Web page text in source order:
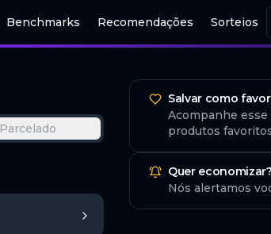
Benchmarks Recomendações Sorteios
Parcelado
Salvar como
Acompanhe
produtos
Quer economizar?
Nós alertamos